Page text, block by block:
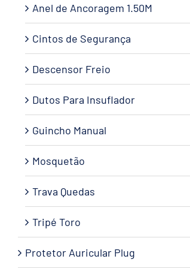
Anel de Ancoragem 1.50M
Cintos de Segurança
Descensor Freio
Dutos Para Insuflador
Guincho Manual
Mosquetão
Trava Quedas
Tripé Toro
Protetor Auricular Plug